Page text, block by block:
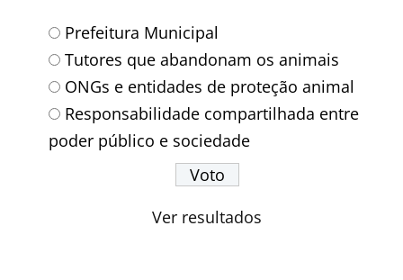
Prefeitura Municipal
Tutores que abandonam os animais
ONGs e entidades de proteção animal
Responsabilidade compartilhada entre
poder público e sociedade
Ver resultados